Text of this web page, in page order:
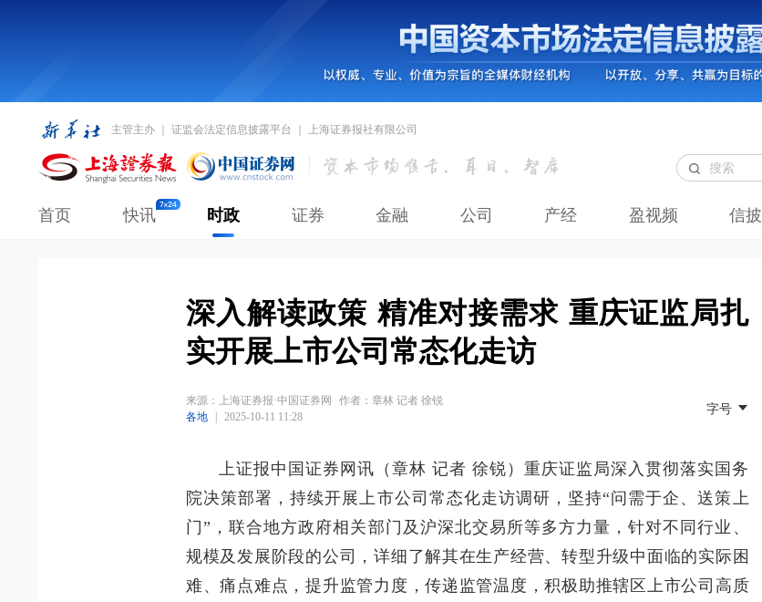
主管主办 ｜ 证监会法定信息披露平台 ｜ 上海证券报社有限公司
首页 快讯 时政 证券 金融 公司 产经 盈视频 信披
深入解读政策 精准对接需求 重庆证监局扎
实开展上市公司常态化走访
来源： 上海证券报·中国证券网
作者：章林 记者 徐锐
各地
2025-10-11 11:28
字号
上证报中国证券网讯（章林 记者 徐锐）重庆证监局深入贯彻落实国务
院决策部署，持续开展上市公司常态化走访调研，坚持“问需于企、送策上
门”，联合地方政府相关部门及沪深北交易所等多方力量，针对不同行业、
规模及发展阶段的公司，详细了解其在生产经营、转型升级中面临的实际困
难、痛点难点，提升监管力度，传递监管温度，积极助推辖区上市公司高质